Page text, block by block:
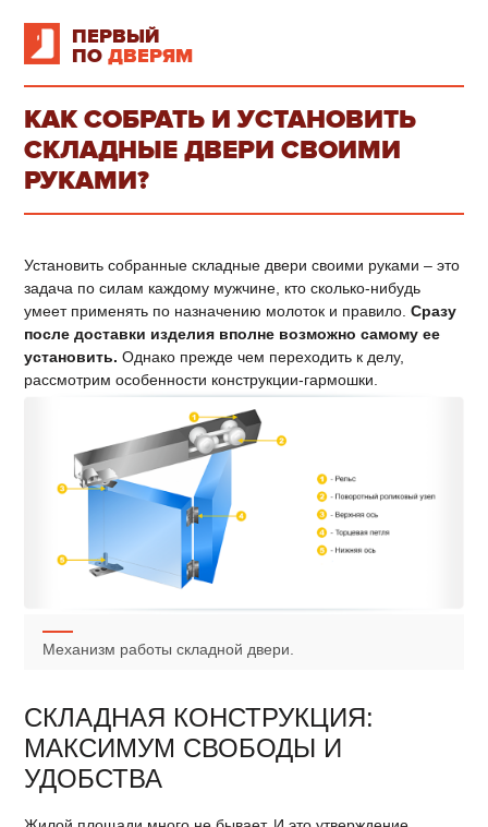
ПЕРВЫЙ
ПО ДВЕРЯМ
КАК СОБРАТЬ И УСТАНОВИТЬ
СКЛАДНЫЕ ДВЕРИ СВОИМИ
РУКАМИ?
Установить собранные складные двери своими руками – это
задача по силам каждому мужчине, кто сколько-нибудь
умеет применять по назначению молоток и правило.Сразу
после доставки изделия вполне возможно самому ее
установить. Однако прежде чем переходить к делу,
рассмотрим особенности конструкции-гармошки.
Механизм работы складной двери.
СКЛАДНАЯ КОНСТРУКЦИЯ:
МАКСИМУМ СВОБОДЫ И
УДОБСТВА